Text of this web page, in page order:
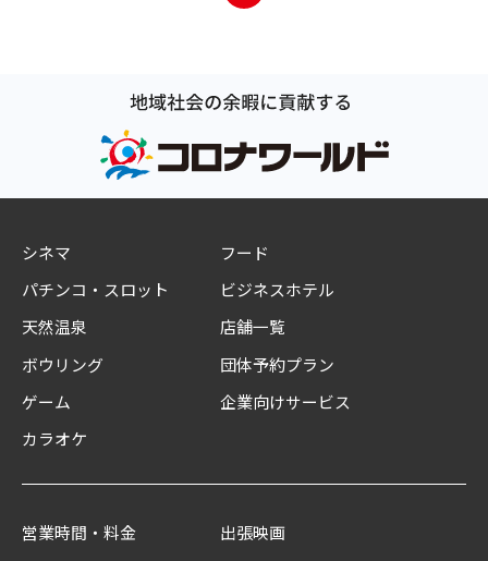
シネマ
パチンコ・スロット
天然温泉
ボウリング
ゲーム
カラオケ
フード
ビジネスホテル
店舗一覧
団体予約プラン
企業向けサービス
営業時間・料金
出張映画